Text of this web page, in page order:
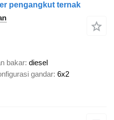
pengangkut ternak
bakar diesel
gandar 6x2